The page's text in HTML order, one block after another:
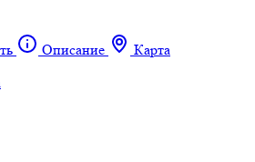
Описание
Карта